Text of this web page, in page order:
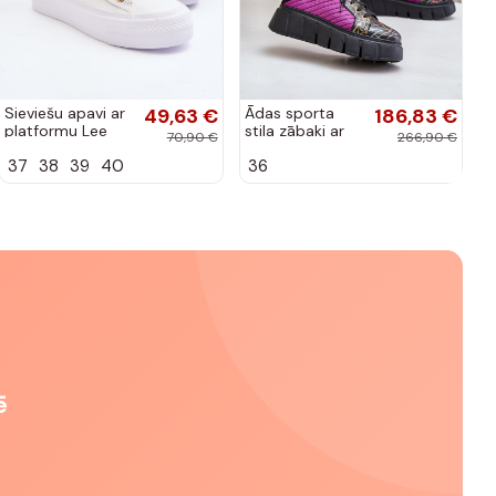
Sieviešu apavi ar
platformu Lee
24-31-2725
49,63 €
70,90 €
37 38 39 40
Ādas sporta
stila zābaki ar
Turiciejka
186,83 €
266,90 €
36